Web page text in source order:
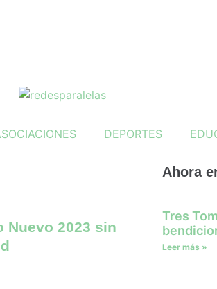
DEPORTES
Nuevo 2023 sin
Ahora
Tres
Leer más »